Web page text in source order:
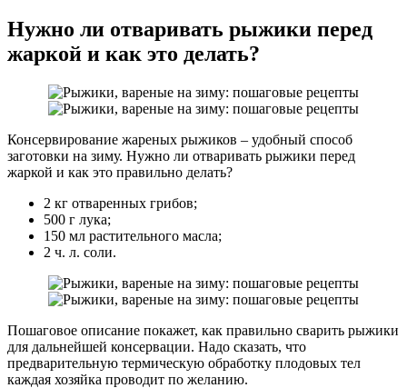
Нужно ли отваривать рыжики перед
жаркой и как это делать?
Консервирование жареных рыжиков – удобный способ
заготовки на зиму. Нужно ли отваривать рыжики перед
жаркой и как это правильно делать?
2 кг отваренных грибов;
500 г лука;
150 мл растительного масла;
2 ч. л. соли.
Пошаговое описание покажет, как правильно сварить рыжики
для дальнейшей консервации. Надо сказать, что
предварительную термическую обработку плодовых тел
каждая хозяйка проводит по желанию.